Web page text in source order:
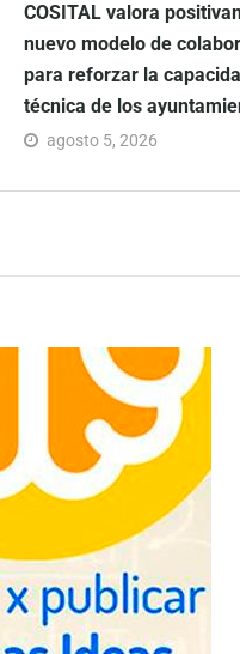
COSITAL valora
nuevo modelo de
para reforzar la
técnica de los
agosto 5, 2026